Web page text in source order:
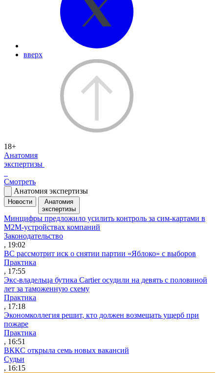
вверх
18+
Анатомия
экспертизы
Смотреть
Анатомия экспертизы
Новости
Анатомия
экспертизы
Минцифры предложило усилить контроль за сим-картами в
M2M-устройствах компаний
Законодательство
, 19:02
ВС рассмотрит иск о снятии партии «Яблоко» с выборов
Практика
, 17:55
Экс-владельца бутика Cartier осудили на девять с половиной
лет за таможенную схему
Практика
, 17:18
Экономколлегия решит, кто должен возмещать ущерб при
пожаре
Практика
, 16:51
ВККС открыла семь новых вакансий
Судьи
, 16:15